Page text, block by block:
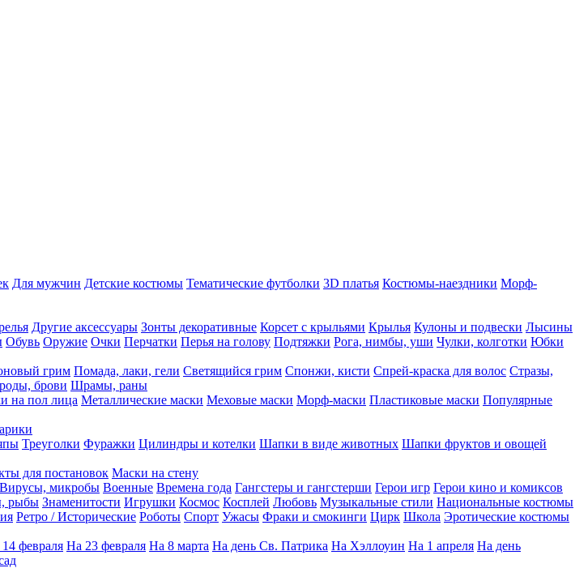
Для мужчин Детские костюмы Тематические футболки 3D платья Костюмы-наездники Морф-
Другие аксессуары Зонты декоративные Корсет с крыльями Крылья Кулоны и подвески Лысины
Обувь Оружие Очки Перчатки Перья на голову Подтяжки Рога, нимбы, уши Чулки, колготки Юбки
грим Помада, лаки, гели Светящийся грим Спонжи, кисти Спрей-краска для волос Стразы,
брови Шрамы, раны
на пол лица Металлические маски Меховые маски Морф-маски Пластиковые маски Популярные
Треуголки Фуражки Цилиндры и котелки Шапки в виде животных Шапки фруктов и овощей
для постановок Маски на стену
Вирусы, микробы Военные Времена года Гангстеры и гангстерши Герои игр Герои кино и комиксов
рыбы Знаменитости Игрушки Космос Косплей Любовь Музыкальные стили Национальные костюмы
Ретро / Исторические Роботы Спорт Ужасы Фраки и смокинги Цирк Школа Эротические костюмы
февраля На 23 февраля На 8 марта На день Св. Патрика На Хэллоуин На 1 апреля На день